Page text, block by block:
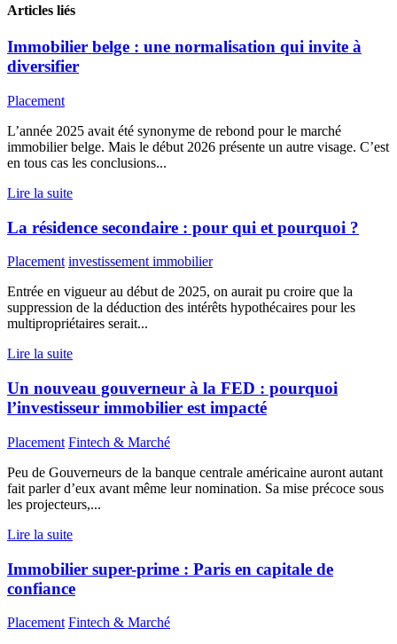
Articles liés
Immobilier belge : une normalisation qui invite à
diversifier
Placement
L’année 2025 avait été synonyme de rebond pour le marché
immobilier belge. Mais le début 2026 présente un autre visage. C’est
en tous cas les conclusions...
Lire la suite
La résidence secondaire : pour qui et pourquoi ?
Placement investissement immobilier
Entrée en vigueur au début de 2025, on aurait pu croire que la
suppression de la déduction des intérêts hypothécaires pour les
multipropriétaires serait...
Lire la suite
Un nouveau gouverneur à la FED : pourquoi
l’investisseur immobilier est impacté
Placement Fintech & Marché
Peu de Gouverneurs de la banque centrale américaine auront autant
fait parler d’eux avant même leur nomination. Sa mise précoce sous
les projecteurs,...
Lire la suite
Immobilier super-prime : Paris en capitale de
confiance
Placement Fintech & Marché